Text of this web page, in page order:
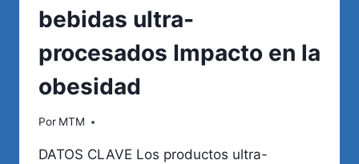
bebidas ultra-
procesados Impacto en la
obesidad
Por MTM
DATOS CLAVE Los productos ultra-